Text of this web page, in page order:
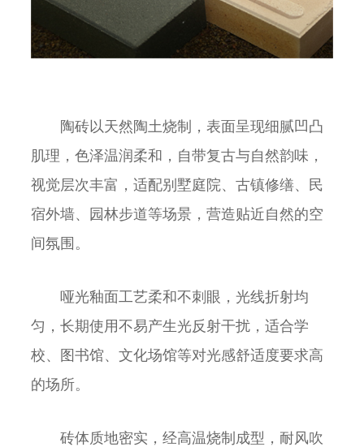
陶砖以天然陶土烧制，表面呈现细腻凹凸
肌理，色泽温润柔和，自带复古与自然韵味，
视觉层次丰富，适配别墅庭院、古镇修缮、民
宿外墙、园林步道等场景，营造贴近自然的空
间氛围。
哑光釉面工艺柔和不刺眼，光线折射均
匀，长期使用不易产生光反射干扰，适合学
校、图书馆、文化场馆等对光感舒适度要求高
的场所。
砖体质地密实，经高温烧制成型，耐风吹